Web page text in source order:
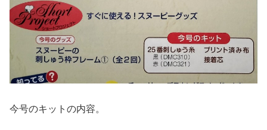
今号のキットの内容。